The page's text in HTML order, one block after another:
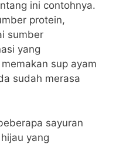
ini contohnya.
protein,
sumber
yang
sup ayam
sudah merasa
sayuran
yang